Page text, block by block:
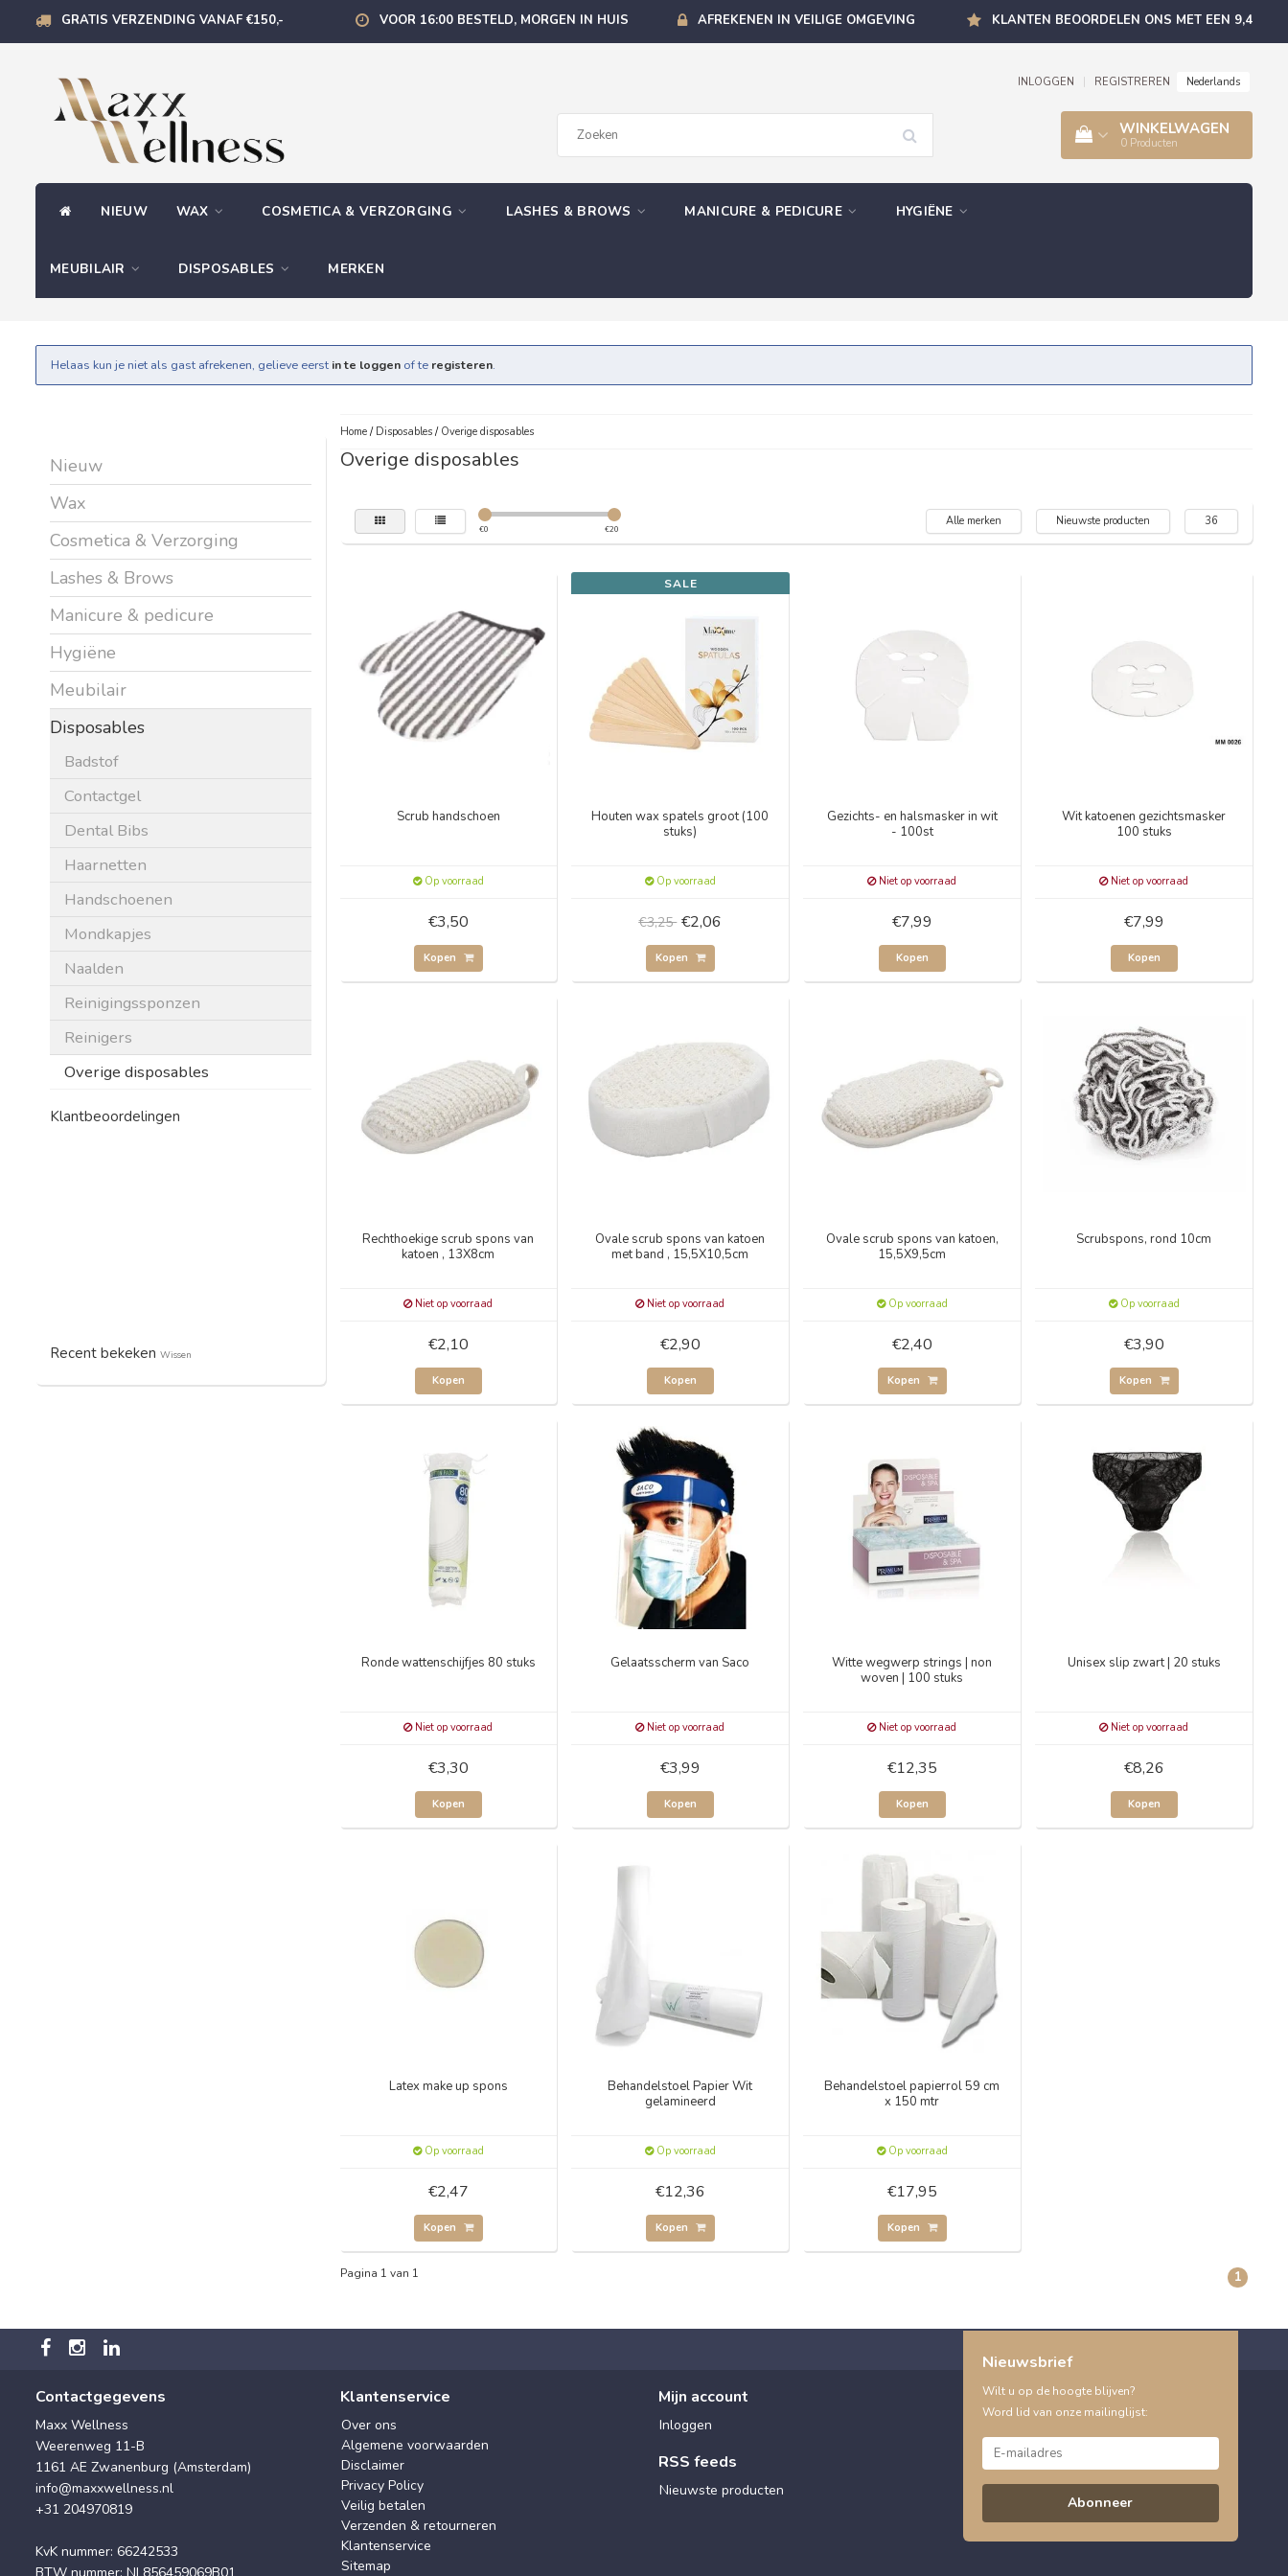
GRATIS VERZENDING VANAF €150,- VOOR 16:00 BESTELD, MORGEN IN HUIS AFREKENEN IN VEILIGE OMGEVING KLANTEN BEOORDELEN ONS MET EEN 9,4
INLOGGEN REGISTREREN Nederlands
WINKELWAGEN
0 Producten
NIEUW WAX COSMETICA & VERZORGING LASHES & BROWS MANICURE & PEDICURE HYGIËNE
MEUBILAIR DISPOSABLES MERKEN
Helaas kun je niet als gast afrekenen, gelieve eerst in te loggen of te registeren.
Nieuw
Wax
Cosmetica & Verzorging
Lashes & Brows
Manicure & pedicure
Hygiëne
Meubilair
Disposables
Badstof
Contactgel
Dental Bibs
Haarnetten
Handschoenen
Mondkapjes
Naalden
Reinigingssponzen
Reinigers
Overige disposables
Klantbeoordelingen
Recent bekeken Wissen
Home/ Disposables/ Overige disposables
Overige disposables
€0 €20
Alle merken Nieuwste producten 36
Scrub handschoen
Op voorraad
€3,50
Kopen
SALE
Houten wax spatels groot (100
stuks)
Op voorraad
€3,25 €2,06
Kopen
Gezichts- en halsmasker in wit
- 100st
Niet op voorraad
€7,99
Kopen
Wit katoenen gezichtsmasker
100 stuks
Niet op voorraad
€7,99
Kopen
Rechthoekige scrub spons van
katoen , 13X8cm
Niet op voorraad
€2,10
Kopen
Ovale scrub spons van katoen
met band , 15,5X10,5cm
Niet op voorraad
€2,90
Kopen
Ovale scrub spons van katoen,
15,5X9,5cm
Op voorraad
€2,40
Kopen
Scrubspons, rond 10cm
Op voorraad
€3,90
Kopen
Ronde wattenschijfjes 80 stuks
Niet op voorraad
€3,30
Kopen
Gelaatsscherm van Saco
Niet op voorraad
€3,99
Kopen
Witte wegwerp strings | non
woven | 100 stuks
Niet op voorraad
€12,35
Kopen
Unisex slip zwart | 20 stuks
Niet op voorraad
€8,26
Kopen
Latex make up spons
Op voorraad
€2,47
Kopen
Behandelstoel Papier Wit
gelamineerd
Op voorraad
€12,36
Kopen
Behandelstoel papierrol 59 cm
x 150 mtr
Op voorraad
€17,95
Kopen
Pagina 1 van 1 1
Contactgegevens
Maxx Wellness
Weerenweg 11-B
1161 AE Zwanenburg (Amsterdam)
info@maxxwellness.nl
+31 204970819
KvK nummer: 66242533
Klantenservice
Over ons
Algemene voorwaarden
Disclaimer
Privacy Policy
Veilig betalen
Verzenden & retourneren
Klantenservice
Sitemap
Mijn account
Inloggen
RSS feeds
Nieuwste producten
Nieuwsbrief
Wilt u op de hoogte blijven?
Word lid van onze mailinglijst:
Abonneer